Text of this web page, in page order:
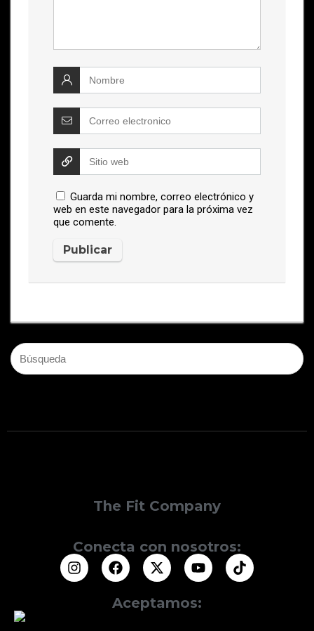
Guarda mi nombre, correo electrónico y
web en este navegador para la próxima vez
que comente.
The Fit Company
Conecta con nosotros:
Aceptamos: